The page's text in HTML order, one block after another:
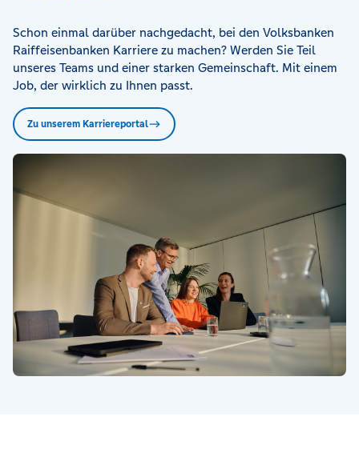
Schon einmal darüber nachgedacht, bei den Volksbanken
Raiffeisenbanken Karriere zu machen? Werden Sie Teil
unseres Teams und einer starken Gemeinschaft. Mit einem
Job, der wirklich zu Ihnen passt.
Zu unserem Karriereportal